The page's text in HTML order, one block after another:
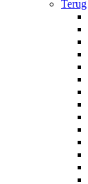
Terug